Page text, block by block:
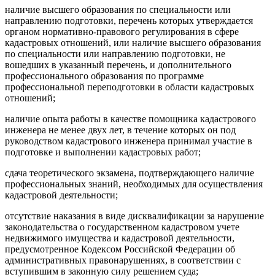
наличие высшего образования по специальности или
направлению подготовки, перечень которых утверждается
органом нормативно-правового регулирования в сфере
кадастровых отношений, или наличие высшего образования
по специальности или направлению подготовки, не
вошедших в указанный перечень, и дополнительного
профессионального образования по программе
профессиональной переподготовки в области кадастровых
отношений;
наличие опыта работы в качестве помощника кадастрового
инженера не менее двух лет, в течение которых он под
руководством кадастрового инженера принимал участие в
подготовке и выполнении кадастровых работ;
сдача теоретического экзамена, подтверждающего наличие
профессиональных знаний, необходимых для осуществления
кадастровой деятельности;
отсутствие наказания в виде дисквалификации за нарушение
законодательства о государственном кадастровом учете
недвижимого имущества и кадастровой деятельности,
предусмотренное Кодексом Российской Федерации об
административных правонарушениях, в соответствии с
вступившим в законную силу решением суда;